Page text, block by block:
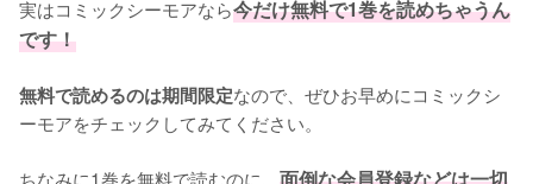
実はコミックシーモアなら今だけ無料で1巻を読めちゃうん
です！
無料で読めるのは期間限定なので、ぜひお早めにコミックシ
ーモアをチェックしてみてください。
ちなみに1巻を無料で読むのに、